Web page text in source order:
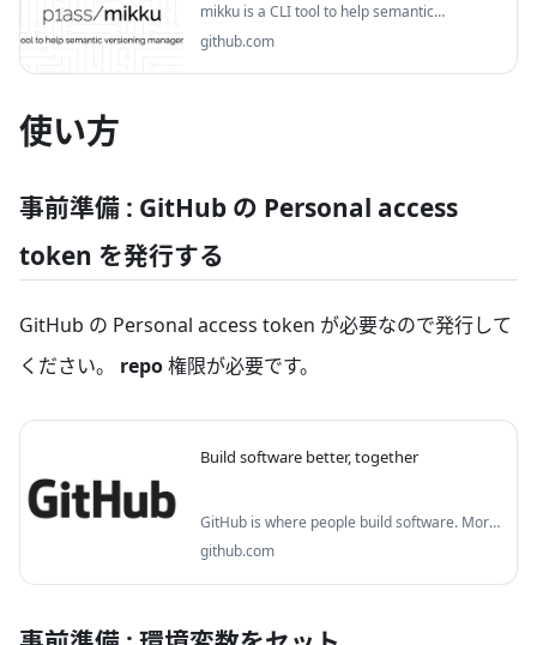
mikku is a CLI tool to help semantic
versioning management - p1ass/mikku
github.com
使い方
事前準備 : GitHub の Personal access
token を発行する
GitHub の Personal access token が必要なので発行して
ください。 repo権限が必要です。
Build software better, together
GitHub is where people build software. More
than 150 million people use GitHub to
github.com